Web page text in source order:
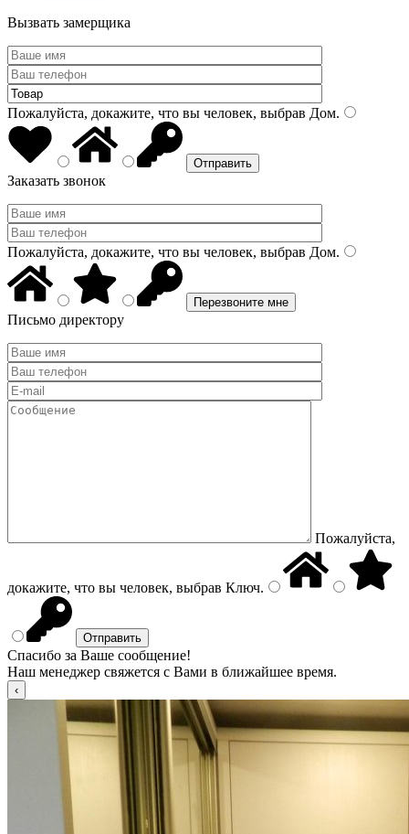
Вызвать замерщика
Пожалуйста, докажите, что вы человек, выбрав Дом.
Заказать звонок
Пожалуйста, докажите, что вы человек, выбрав Дом.
Письмо директору
Пожалуйста,
докажите, что вы человек, выбрав Ключ.
Спасибо за Ваше сообщение!
Наш менеджер свяжется с Вами в ближайшее время.